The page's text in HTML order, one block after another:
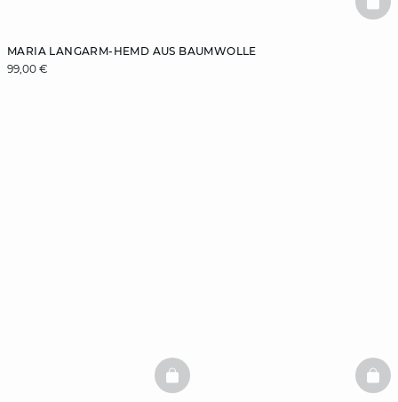
MARIA LANGARM-HEMD AUS BAUMWOLLE
99,00 €
BASKETFULL